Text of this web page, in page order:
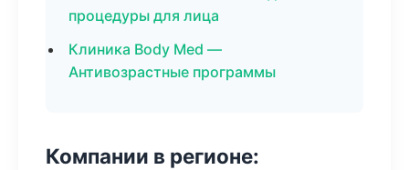
процедуры для лица
Клиника Body Med —
Антивозрастные программы
Компании в регионе: